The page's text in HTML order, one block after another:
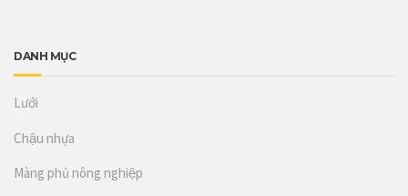
DANH MỤC
Lưới
Chậu nhựa
Màng phủ nông nghiệp